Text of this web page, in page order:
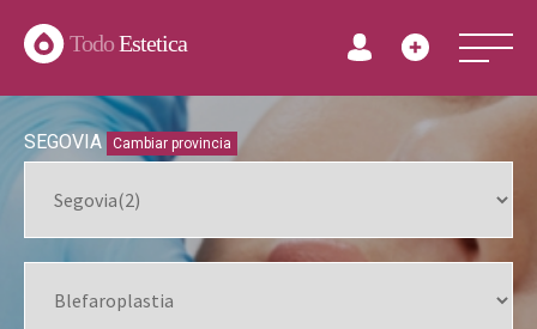
TodoEstetica
SEGOVIA Cambiar provincia